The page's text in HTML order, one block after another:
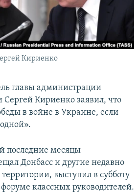
Кириенко
главы администрации
Сергей Кириенко заявил, что
в войне в Украине, если
последние месяцы
Донбасс и другие недавно
выступил в субботу
классных руководителей.